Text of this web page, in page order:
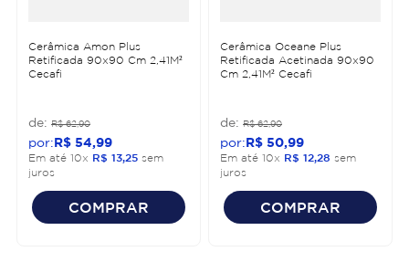
Cerâmica Amon Plus
Retificada 90x90 Cm 2,41M²
Cecafi
R$ 62,90
R$ 54 99
Em até 10x R$ 13 25 sem
juros
COMPRAR
Cerâmica Oceane Plus
Retificada Acetinada 90x90
Cm 2,41M² Cecafi
R$ 62,90
R$ 50 99
Em até 10x R$ 12 28 sem
juros
COMPRAR